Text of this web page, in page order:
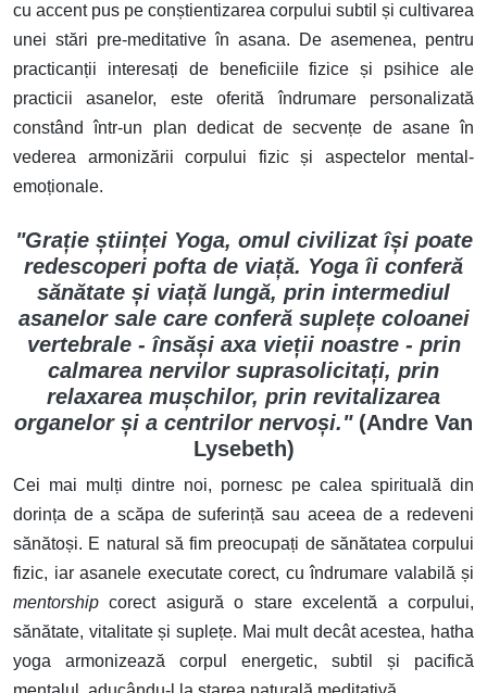
cu accent pus pe conștientizarea corpului subtil și cultivarea
unei stări pre-meditative în asana. De asemenea, pentru
practicanții interesați de beneficiile fizice și psihice ale
practicii asanelor, este oferită îndrumare personalizată
constând într-un plan dedicat de secvențe de asane în
vederea armonizării corpului fizic și aspectelor mental-
emoționale.
"Grație științei Yoga, omul civilizat își poate
redescoperi pofta de viață. Yoga îi conferă
sănătate și viață lungă, prin intermediul
asanelor sale care conferă suplețe coloanei
vertebrale - însăși axa vieții noastre - prin
calmarea nervilor suprasolicitați, prin
relaxarea mușchilor, prin revitalizarea
organelor și a centrilor nervoși." (Andre Van
Lysebeth)
Cei mai mulți dintre noi, pornesc pe calea spirituală din
dorința de a scăpa de suferință sau aceea de a redeveni
sănătoși. E natural să fim preocupați de sănătatea corpului
fizic, iar asanele executate corect, cu îndrumare valabilă și
mentorship corect asigură o stare excelentă a corpului,
sănătate, vitalitate și suplețe. Mai mult decât acestea, hatha
yoga armonizează corpul energetic, subtil și pacifică